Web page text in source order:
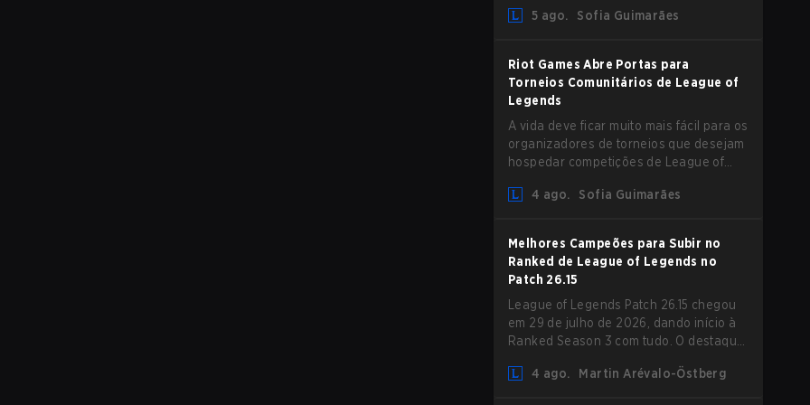
nerfs em Camille que podem impactar
5 ago. Sofia Guimarães
Riot Games Abre Portas para
Torneios Comunitários de League of
Legends
A vida deve ficar muito mais fácil para os
organizadores de torneios que desejam
hospedar competições de League of
suas Diretrizes de Competições
4 ago. Sofia Guimarães
Melhores Campeões para Subir no
Ranked de League of Legends no
Patch 26.15
League of Legends Patch 26.15 chegou
em 29 de julho de 2026, dando início à
Ranked Season 3 com tudo. O destaque
a última atualização também trouxe
4 ago. Martin Arévalo-Östberg